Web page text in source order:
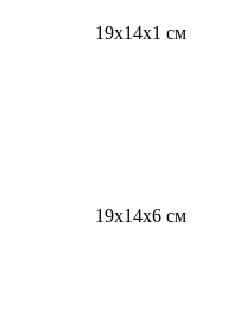
19x14x1 см
19х14х6 см